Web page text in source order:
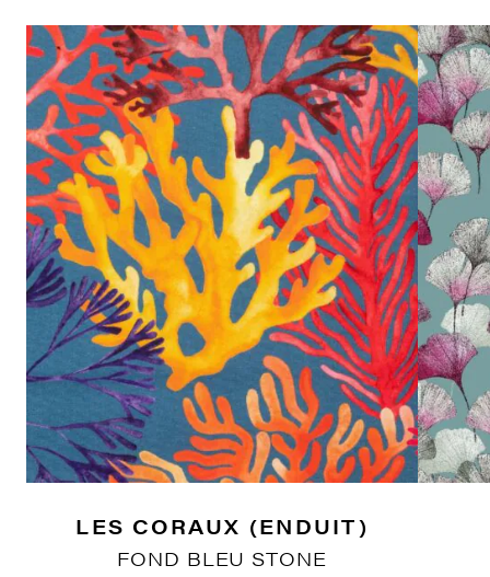
LES CORAUX (ENDUIT)
FOND BLEU STONE